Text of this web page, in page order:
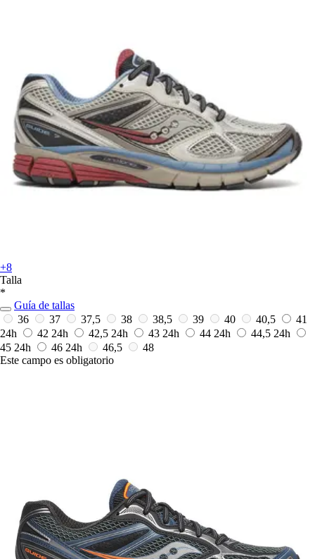
+8
Talla
*
Guía de tallas
36
37 37,5 38 38,5 39 40 40,5
41
24h
42 24h 42,5 24h 43 24h 44 24h 44,5 24h
45 24h 46 24h 46,5
48
Este campo es obligatorio